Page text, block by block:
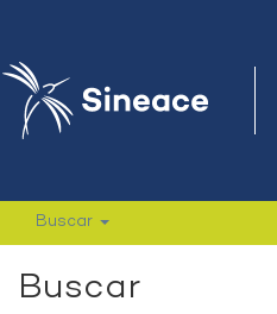
Buscar
Buscar